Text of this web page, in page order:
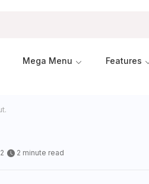
Mega Menu Features
2 minute read